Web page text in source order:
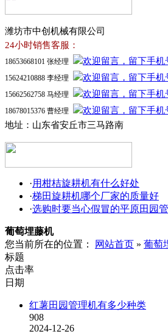
潍坊市中创机械有限公司
24小时销售客服：
18653668101 张经理
15624210888 李经理
15662562758 马经理
18678015376 曹经理
地址：山东省安丘市三马路南
·用柑桔旋耕机有什么好处
·梯田旋耕机哪个厂家的质量好
·选购时要当心假冒的平原田园管
葡萄埋藤机
您当前所在的位置：
网站首页 » 葡萄
标题
点击率
日期
红薯田园管理机有多少种类
908
2024-12-26